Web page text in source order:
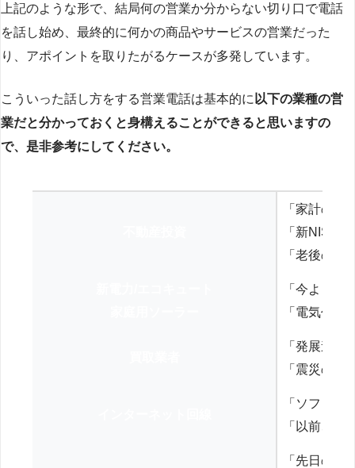
上記のような形で、結局何の営業か分からない切り口で電話
を話し始め、最終的に何かの商品やサービスの営業だった
り、アポイントを取りたがるケースが多発しています。
こういった話し方をする営業電話は基本的に 以下の業種の営
業だと分かっておくと身構えることができると思いますの
で、是非参考にしてください。
「家計の見
「新NISA
「老後の
「今より
「電気代を
「発展途
「震災の
「ソフト
「以前、
「先日の